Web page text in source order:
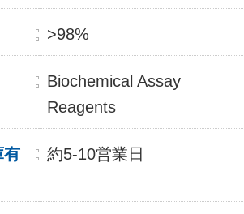
>98%
Biochemical Assay
Reagents
有
約5-10営業日